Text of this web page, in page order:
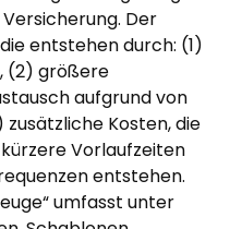
Der
entstehen durch: (1)
(2) größere
aufgrund von
Kosten, die
Vorlaufzeiten
entstehen.
umfasst unter